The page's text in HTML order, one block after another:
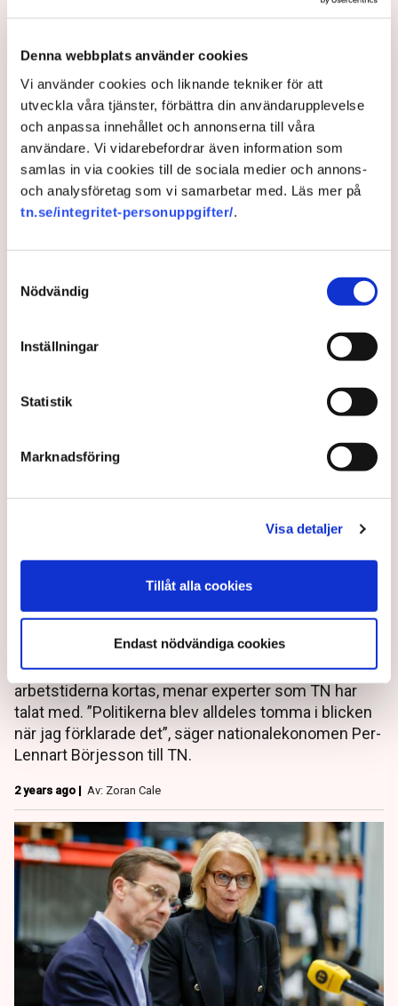
Denna webbplats använder cookies
Vi använder cookies och liknande tekniker för att
utveckla våra tjänster, förbättra din användarupplevelse
och anpassa innehållet och annonserna till våra
användare. Vi vidarebefordrar även information som
samlas in via cookies till de sociala medier och annons-
och analysföretag som vi samarbetar med. Läs mer på
tn.se/integritet-personuppgifter/.
Nödvändig
Inställningar
Statistik
Marknadsföring
Visa detaljer
Tillåt alla cookies
Endast nödvändiga cookies
Så mycket minskar din
pension vid kortare arbetstid
– ”Flera tusen i månaden”
Kortare arbetsvecka blir en mycket kostsam affär
för svenska pensionärer. En uträkning visar att det
slutändan enormt stora för medelinkomsttagare”,
säger pensionsexperten Shoka Åhrman till TN.
Därför blir din pension lägre
när andra jobbar mindre
Alla svenskar drabbas av lägre pensioner om
arbetstiderna kortas, menar experter som TN har
talat med. ”Politikerna blev alldeles tomma i blicken
när jag förklarade det”, säger nationalekonomen Per-
Lennart Börjesson till TN.
2 years ago | Av: Zoran Cale